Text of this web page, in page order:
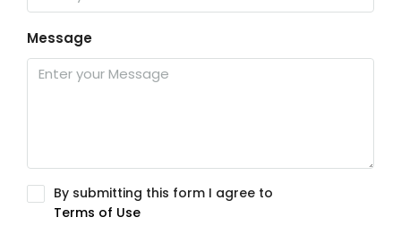
Message
By submitting this form I agree to
Terms of Use